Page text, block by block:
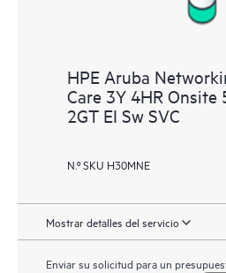
HPE Aruba
Care 3Y 4HR Onsite
2GT EI Sw SVC
N.º SKU H30MNE
Mostrar detalles del servicio
Enviar su solicitud para un